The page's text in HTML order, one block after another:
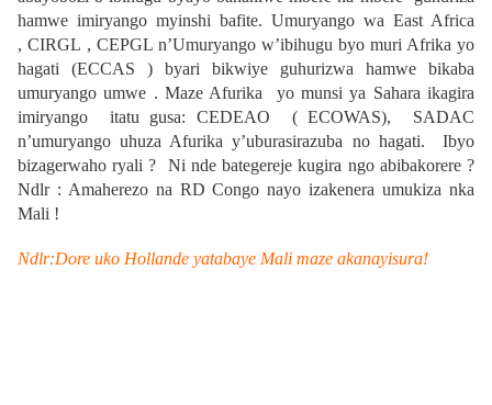
hamwe imiryango myinshi bafite. Umuryango wa East Africa
, CIRGL , CEPGL n’Umuryango w’ibihugu byo muri Afrika yo
hagati (ECCAS ) byari bikwiye guhurizwa hamwe bikaba
umuryango umwe . Maze Afurika yo munsi ya Sahara ikagira
imiryango itatu gusa: CEDEAO ( ECOWAS), SADAC
n’umuryango uhuza Afurika y’uburasirazuba no hagati. Ibyo
bizagerwaho ryali ? Ni nde bategereje kugira ngo abibakorere ?
Ndlr : Amaherezo na RD Congo nayo izakenera umukiza nka
Mali !
Ndlr:Dore uko Hollande yatabaye Mali maze akanayisura!